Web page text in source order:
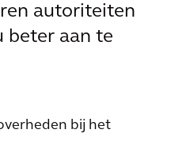
autoriteiten
beter aan te
bij het